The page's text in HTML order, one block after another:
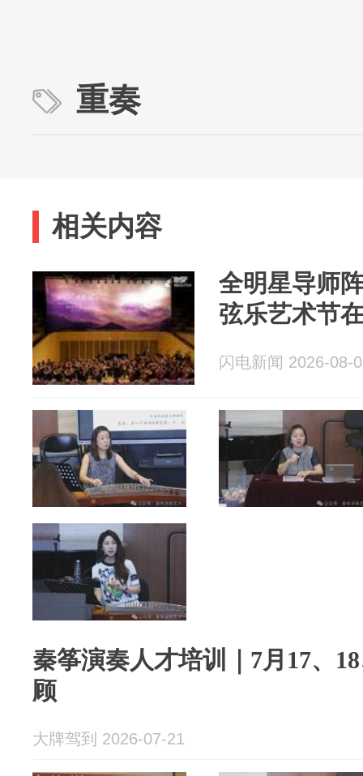
重奏
相关内容
全明星导师
弦乐艺术节
闪电新闻 2026-08-
秦筝演奏人才培训｜7月17、
顾
大牌驾到 2026-07-21